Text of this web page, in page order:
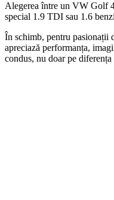
Alegerea între un VW Golf
special 1.9 TDI sau 1.6
În schimb, pentru pasionații
apreciază performanța,
condus, nu doar pe